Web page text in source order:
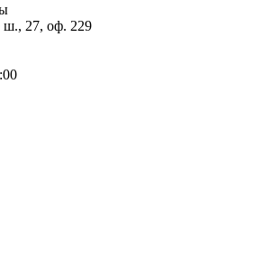
ш., 27, оф. 229